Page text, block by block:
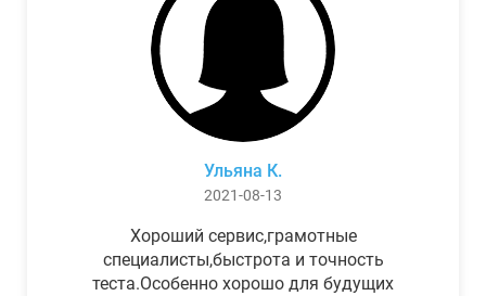
Ульяна К.
2021-08-13
Хороший сервис,грамотные
специалисты,быстрота и точность
теста.Особенно хорошо для будущих